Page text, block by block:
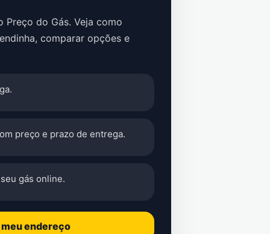
do Gás. Veja como
, comparar opções e
preço e prazo de entrega.
gás online.
endereço